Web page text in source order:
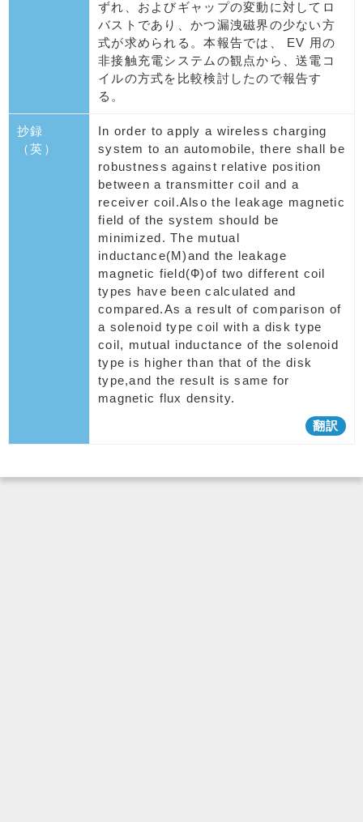
ずれ、およびギャップの変動に対してロ
バストであり、かつ漏洩磁界の少ない方
式が求められる。本報告では、 EV 用の
非接触充電システムの観点から、送電コ
イルの方式を比較検討したので報告す
る。
抄録
（英）
In order to apply a wireless charging
system to an automobile, there shall be
robustness against relative position
between a transmitter coil and a
receiver coil.Also the leakage magnetic
field of the system should be
minimized. The mutual
inductance(M)and the leakage
magnetic field(Ф)of two different coil
types have been calculated and
compared.As a result of comparison of
a solenoid type coil with a disk type
coil, mutual inductance of the solenoid
type is higher than that of the disk
type,and the result is same for
magnetic flux density.
翻訳